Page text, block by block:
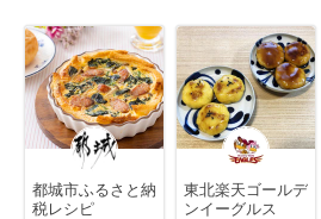
都城市ふるさと納
税レシピ
東北楽天ゴールデ
ンイーグルス